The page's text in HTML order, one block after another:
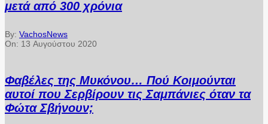
μετά από 300 χρόνια
By: VachosNews
On: 13 Αυγούστου 2020
Φαβέλες της Μυκόνου… Πού Κοιμούνται
αυτοί που Σερβίρουν τις Σαμπάνιες όταν τα
Φώτα Σβήνουν;